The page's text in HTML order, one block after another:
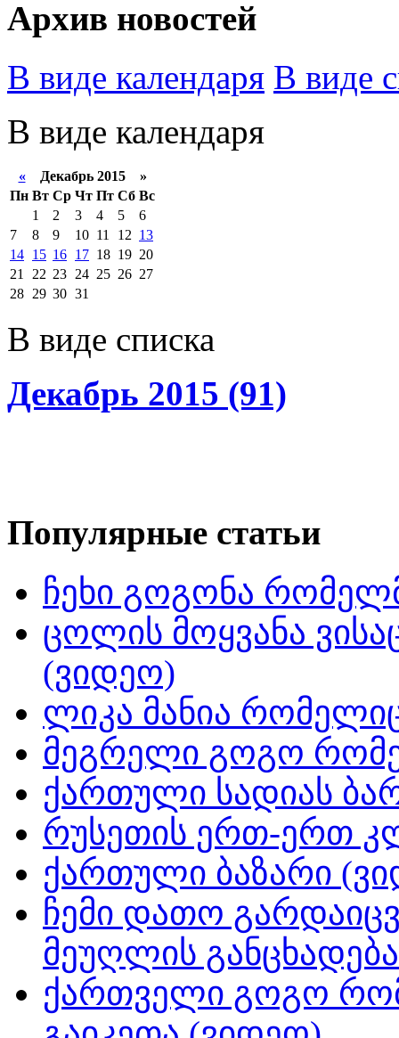
Архив новостей
В виде календаря В виде
В виде календаря
«Декабрь 2015 »
Пн Вт Ср Чт Пт Сб Вс
1
2 3 4 5
6
7
8 9 10 11 12 13
14 15 16 17 18 19 20
21
22 23 24 25 26 27
28 29 30 31
В виде списка
Декабрь 2015 (91)
Популярные статьи
ჩეხი გოგონა
ცოლის მოყვანა
(ვიდეო)
ლიკა მანია
მეგრელი გოგო
ქართული სადიას
რუსეთის ერთ-ერთ
ქართული ბაზარი
ჩემი დათო
მეუღლის განცხადება
ქართველი გოგო